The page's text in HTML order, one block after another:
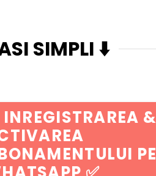
SIMPLI ⬇️
&
PE